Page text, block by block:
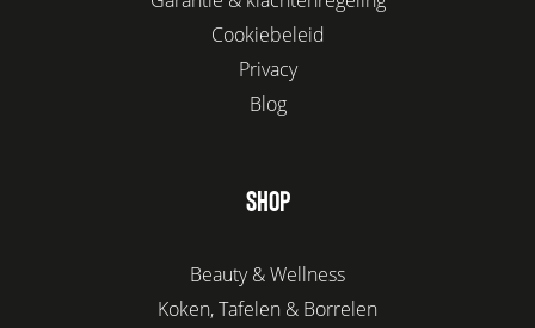
Cookiebeleid
Privacy
Blog
SHOP
Beauty & Wellness
Koken, Tafelen & Borrelen